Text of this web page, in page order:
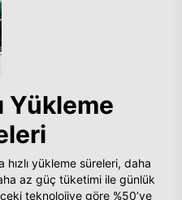
Yükleme
yükleme süreleri, daha
az güç tüketimi ile günlük
teknolojiye göre %50’ye